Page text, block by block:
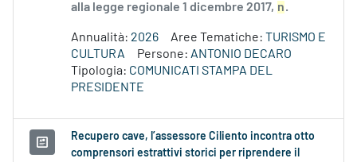
alla legge regionale 1 dicembre 2017, n.
Annualità: 2026 Aree Tematiche: TURISMO E
CULTURA
Persone: ANTONIO DECARO
Tipologia: COMUNICATI STAMPA DEL
PRESIDENTE
Recupero cave, l’assessore Ciliento incontra otto
comprensori estrattivi storici per riprendere il